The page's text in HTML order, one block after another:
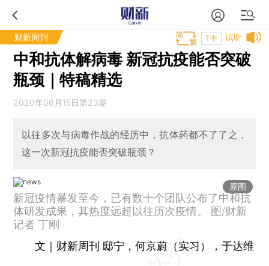
财新周刊 试听
T中
中和抗体解病毒 新冠抗疫能否突破
瓶颈｜特稿精选
2020年06月15日第23期
以往多次与病毒作战的经历中，抗体药都不了了之，
这一次新冠抗疫能否突破瓶颈？
原图
新冠疫情暴发至今，已有数十个团队公布了中和抗
体研发成果，其热度远超以往历次疫情。 图/财新
记者 丁刚
文｜财新周刊 邸宁，何京蔚（实习），于达维